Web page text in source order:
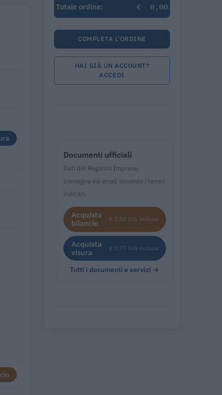
Totale ordine:
€ 0,00
COMPLETA L'ORDINE
HAI GIÀ UN ACCOUNT?
ACCEDI
Documenti ufficiali
Dati del Registro Imprese,
consegna via email secondo i tempi
indicati.
Acquista
bilancio
€ 7,14 IVA inclusa
Acquista
visura
€ 7,77 IVA inclusa
Tutti i documenti e servizi →